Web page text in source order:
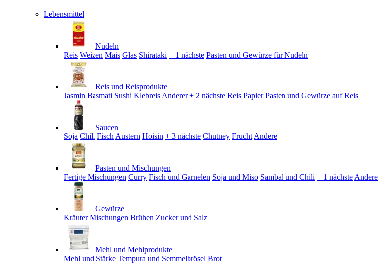
Lebensmittel
Nudeln
Reis Weizen Mais Glas Shirataki + 1 nächste Pasten und Gewürze für Nudeln
Reis und Reisprodukte
Jasmin Basmati Sushi Klebreis Anderer + 2 nächste Reis Papier Pasten und Gewürze auf Reis
Saucen
Soja Chili Fisch Austern Hoisin + 3 nächste Chutney Frucht Andere
Pasten und Mischungen
Fertige Mischungen Curry Fisch und Garnelen Soja und Miso Sambal und Chili + 1 nächste Andere
Gewürze
Kräuter Mischungen Brühen Zucker und Salz
Mehl und Mehlprodukte
Mehl und Stärke Tempura und Semmelbrösel Brot